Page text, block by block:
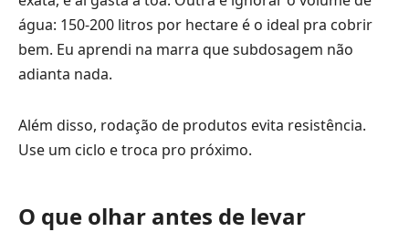
água: 150-200 litros por hectare é o ideal pra cobrir
bem. Eu aprendi na marra que subdosagem não
adianta nada.
Além disso, rodação de produtos evita resistência.
Use um ciclo e troca pro próximo.
O que olhar antes de levar